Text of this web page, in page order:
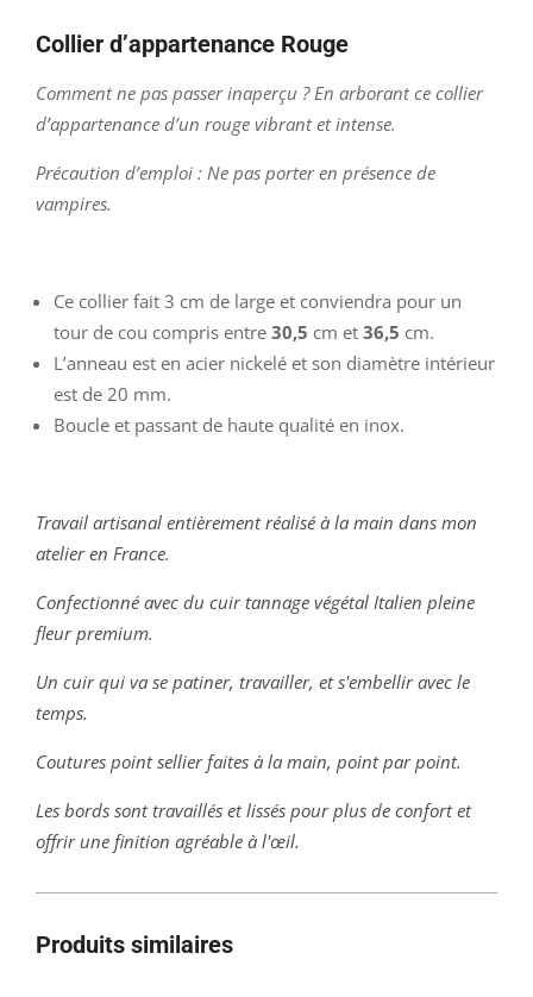
Collier d’appartenance Rouge
Comment ne pas passer inaperçu ? En arborant ce collier
d’appartenance d’un rouge vibrant et intense.
Précaution d’emploi : Ne pas porter en présence de
vampires.
Ce collier fait 3 cm de large et conviendra pour un
tour de cou compris entre 30,5 cm et 36,5 cm.
L’anneau est en acier nickelé et son diamètre intérieur
est de 20 mm.
Boucle et passant de haute qualité en inox.
Travail artisanal entièrement réalisé à la main dans mon
atelier en France.
Confectionné avec du cuir tannage végétal Italien pleine
fleur premium.
Un cuir qui va se patiner, travailler, et s'embellir avec le
temps.
Coutures point sellier faites à la main, point par point.
Les bords sont travaillés et lissés pour plus de confort et
offrir une finition agréable à l'œil.
Produits similaires